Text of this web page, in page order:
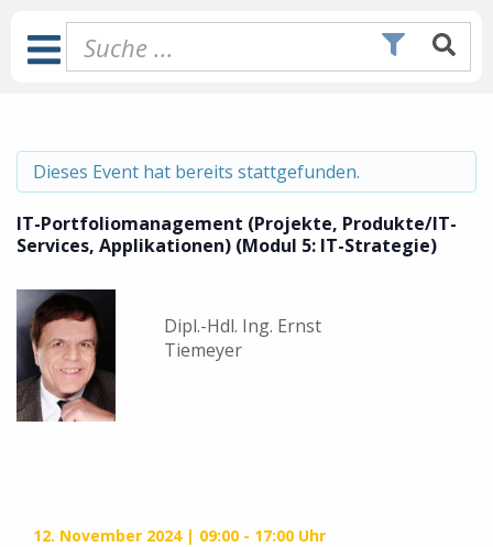
Inhalt
springen
Toggle
Navigation
Dieses Event hat bereits stattgefunden.
IT-Portfoliomanagement (Projekte, Produkte/IT-
Services, Applikationen) (Modul 5: IT-Strategie)
Dipl.-Hdl. Ing. Ernst
Tiemeyer
12. November 2024 09:00 - 17:00 Uhr